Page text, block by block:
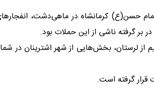
حسن(ع) کرمانشاه در ماهی‌دشت‌،
بر گرفته ناشی از این حملات بود.
لرستان، ‌بخش‌هایی از شهر اشترینان در
گرفته است.